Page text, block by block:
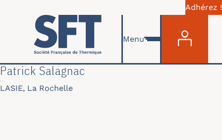
Skip to main content
Adhérez !
Menu
Patrick Salagnac
LASIE, La Rochelle